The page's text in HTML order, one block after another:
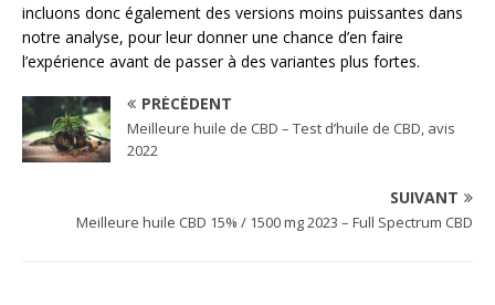
incluons donc également des versions moins puissantes dans
notre analyse, pour leur donner une chance d’en faire
l’expérience avant de passer à des variantes plus fortes.
PRÉCÉDENT
Meilleure huile de CBD – Test d’huile de CBD, avis
2022
SUIVANT
Meilleure huile CBD 15% / 1500 mg 2023 – Full Spectrum CBD